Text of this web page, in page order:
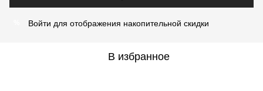
Войти для отображения накопительной скидки
В избранное